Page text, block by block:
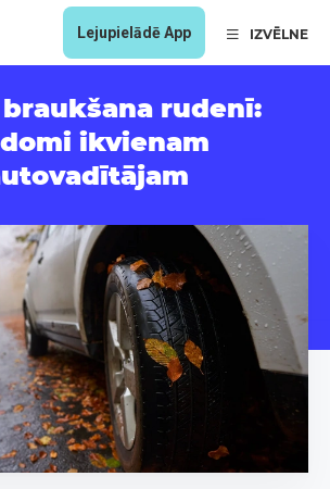
Lejupielādē App IZVĒLNE
rudenī:
ikvienam